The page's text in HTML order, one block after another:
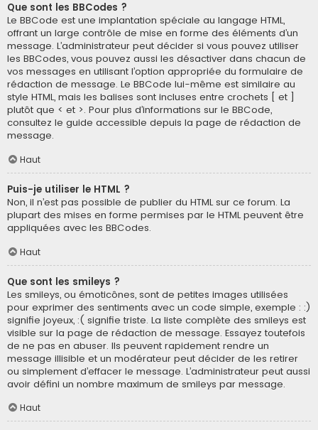
Que sont les BBCodes ?
Le BBCode est une implantation spéciale au langage HTML,
offrant un large contrôle de mise en forme des éléments d’un
message. L’administrateur peut décider si vous pouvez utiliser
les BBCodes, vous pouvez aussi les désactiver dans chacun de
vos messages en utilisant l’option appropriée du formulaire de
rédaction de message. Le BBCode lui-même est similaire au
style HTML, mais les balises sont incluses entre crochets [ et ]
plutôt que < et >. Pour plus d’informations sur le BBCode,
consultez le guide accessible depuis la page de rédaction de
message.
Haut
Puis-je utiliser le HTML ?
Non, il n’est pas possible de publier du HTML sur ce forum. La
plupart des mises en forme permises par le HTML peuvent être
appliquées avec les BBCodes.
Haut
Que sont les smileys ?
Les smileys, ou émoticônes, sont de petites images utilisées
pour exprimer des sentiments avec un code simple, exemple : :)
signifie joyeux, :( signifie triste. La liste complète des smileys est
visible sur la page de rédaction de message. Essayez toutefois
de ne pas en abuser. Ils peuvent rapidement rendre un
message illisible et un modérateur peut décider de les retirer
ou simplement d’effacer le message. L’administrateur peut aussi
avoir défini un nombre maximum de smileys par message.
Haut